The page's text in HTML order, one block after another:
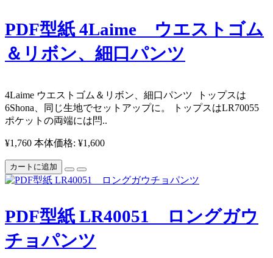
PDF型紙 4Laime ウエストゴム
＆リボン、細口パンツ
​4Laime ウエストゴム＆リボン、細口パンツ ​ トップスは
6Shona、同じ生地でセットアップに。 トップスはLR70055 ​
ポケットの両端には閂..
¥1,760 本体価格: ¥1,600
カートに追加
PDF型紙 LR40051 ロングガウ
チョパンツ